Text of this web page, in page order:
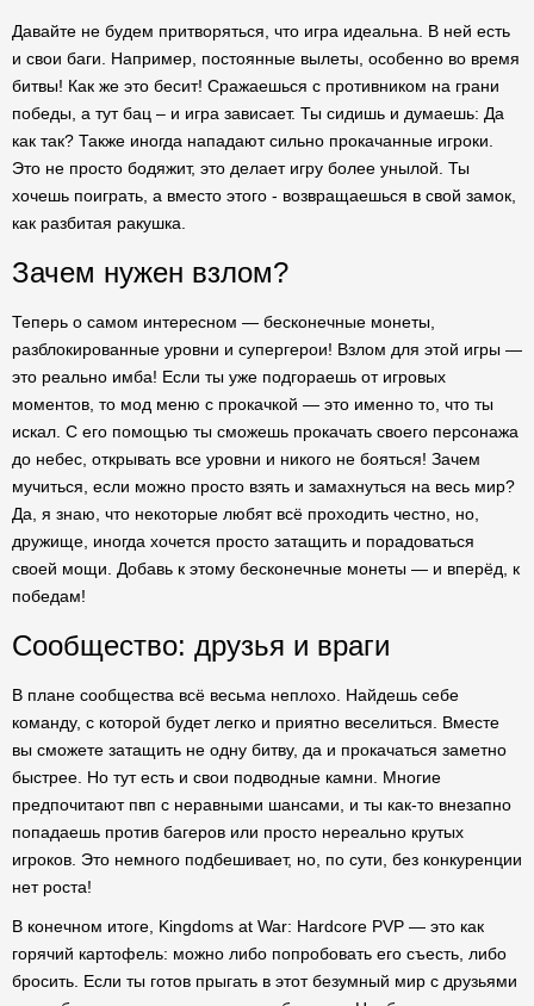
Давайте не будем притворяться, что игра идеальна. В ней есть
и свои баги. Например, постоянные вылеты, особенно во время
битвы! Как же это бесит! Сражаешься с противником на грани
победы, а тут бац – и игра зависает. Ты сидишь и думаешь: Да
как так? Также иногда нападают сильно прокачанные игроки.
Это не просто бодяжит, это делает игру более унылой. Ты
хочешь поиграть, а вместо этого - возвращаешься в свой замок,
как разбитая ракушка.
Зачем нужен взлом?
Теперь о самом интересном — бесконечные монеты,
разблокированные уровни и супергерои! Взлом для этой игры —
это реально имба! Если ты уже подгораешь от игровых
моментов, то мод меню с прокачкой — это именно то, что ты
искал. С его помощью ты сможешь прокачать своего персонажа
до небес, открывать все уровни и никого не бояться! Зачем
мучиться, если можно просто взять и замахнуться на весь мир?
Да, я знаю, что некоторые любят всё проходить честно, но,
дружище, иногда хочется просто затащить и порадоваться
своей мощи. Добавь к этому бесконечные монеты — и вперёд, к
победам!
Сообщество: друзья и враги
В плане сообщества всё весьма неплохо. Найдешь себе
команду, с которой будет легко и приятно веселиться. Вместе
вы сможете затащить не одну битву, да и прокачаться заметно
быстрее. Но тут есть и свои подводные камни. Многие
предпочитают пвп с неравными шансами, и ты как-то внезапно
попадаешь против багеров или просто нереально крутых
игроков. Это немного подбешивает, но, по сути, без конкуренции
нет роста!
В конечном итоге, Kingdoms at War: Hardcore PVP — это как
горячий картофель: можно либо попробовать его съесть, либо
бросить. Если ты готов прыгать в этот безумный мир с друзьями